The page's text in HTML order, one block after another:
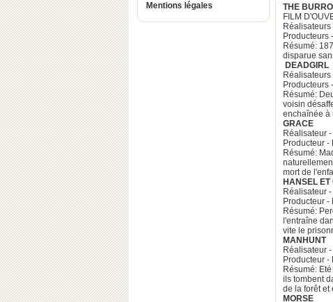
Mentions légales
THE
FILM
Réalisateurs
Producteurs
Résumé:
disparue
DEADGIRL
Producteurs
Résumé:
voisin
enchaînée à
GRACE
Réalisateur
Producteur -
Résumé:
mort de
HANSEL ET
Réalisateur
Producteur -
Résumé:
l'entraîne
vite le
MANHUNT
Réalisateur
Producteur -
Résumé:
ils tombent
de la forêt et
MORSE